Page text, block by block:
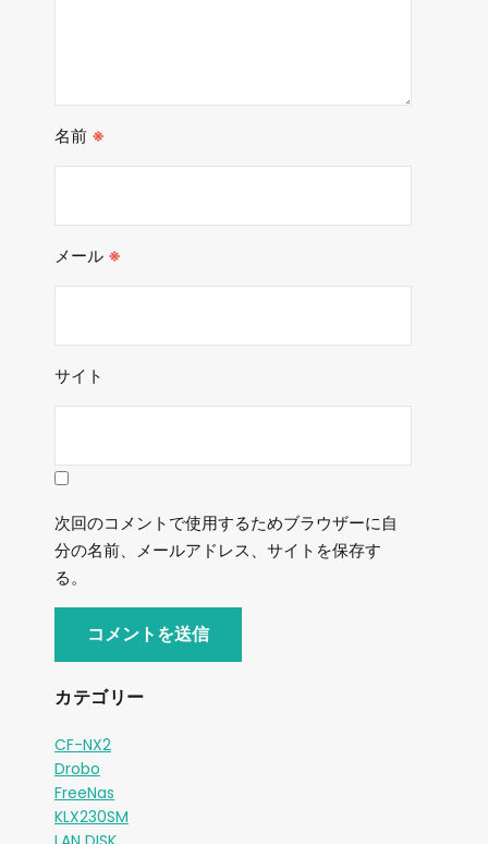
名前 ※
メール ※
サイト
次回のコメントで使用するためブラウザーに自
分の名前、メールアドレス、サイトを保存す
る。
カテゴリー
CF-NX2
Drobo
FreeNas
KLX230SM